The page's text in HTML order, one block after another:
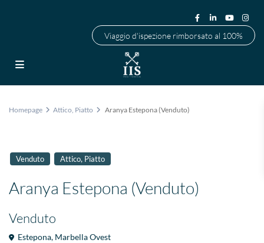
Viaggio d'ispezione rimborsato al 100%
Homepage Attico, Piatto Aranya Estepona (Venduto)
Venduto Attico, Piatto
Aranya Estepona (Venduto)
Venduto
Estepona, Marbella Ovest